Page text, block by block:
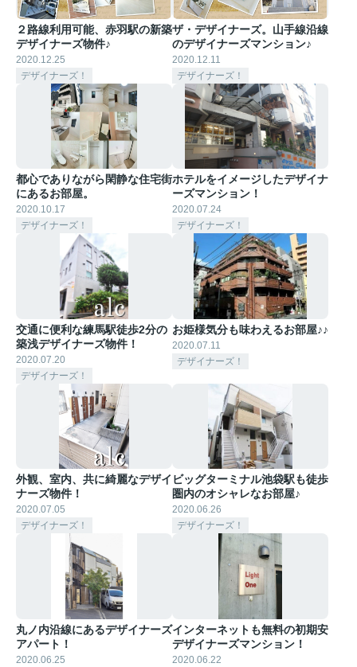
２路線利用可能、赤羽駅の新築
デザイナーズ物件♪
2020.12.25
デザイナーズ！
ザ・デザイナーズ。山手線沿線
のデザイナーズマンション♪
2020.12.11
デザイナーズ！
都心でありながら閑静な住宅街
にあるお部屋。
2020.10.17
デザイナーズ！
ホテルをイメージしたデザイナ
ーズマンション！
2020.07.24
デザイナーズ！
交通に便利な練馬駅徒歩2分の
築浅デザイナーズ物件！
2020.07.20
デザイナーズ！
お姫様気分も味わえるお部屋♪♪
2020.07.11
デザイナーズ！
外観、室内、共に綺麗なデザイ
ナーズ物件！
2020.07.05
デザイナーズ！
ビッグターミナル池袋駅も徒歩
圏内のオシャレなお部屋♪
2020.06.26
デザイナーズ！
丸ノ内沿線にあるデザイナーズ
アパート！
2020.06.25
インターネットも無料の初期安
デザイナーズマンション！
2020.06.22